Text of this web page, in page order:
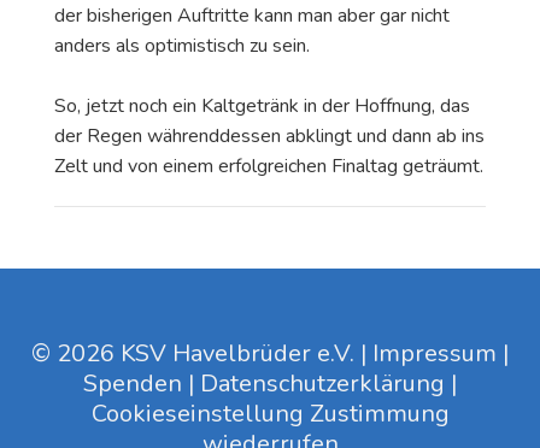
der bisherigen Auftritte kann man aber gar nicht
anders als optimistisch zu sein.
So, jetzt noch ein Kaltgetränk in der Hoffnung, das
der Regen währenddessen abklingt und dann ab ins
Zelt und von einem erfolgreichen Finaltag geträumt.
© 2026 KSV Havelbrüder e.V. | Impressum |
Spenden | Datenschutzerklärung |
Cookieseinstellung Zustimmung